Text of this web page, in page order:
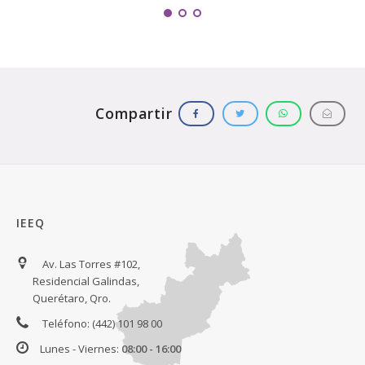
IEEQ
Av. Las Torres #102,
Residencial Galindas,
Querétaro, Qro.
Teléfono: (442) 101 98 00
Lunes - Viernes: 08:00 - 16:00